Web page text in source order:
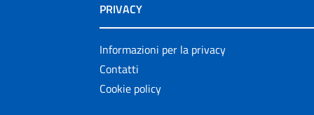
PRIVACY
Informazioni per la privacy
Contatti
Cookie policy